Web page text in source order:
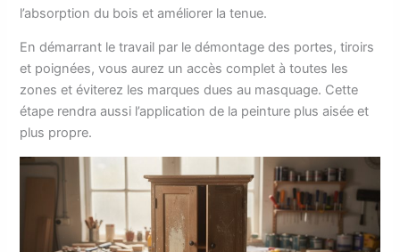
l’absorption du bois et améliorer la tenue.
En démarrant le travail par le démontage des portes, tiroirs
et poignées, vous aurez un accès complet à toutes les
zones et éviterez les marques dues au masquage. Cette
étape rendra aussi l’application de la peinture plus aisée et
plus propre.